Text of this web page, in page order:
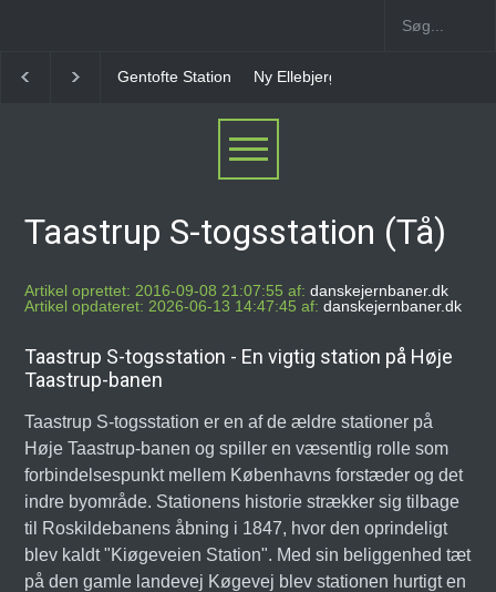
Ny Ellebjerg Station [2006-2023]
Taastrup S-togsstation (Tå)
Artikel oprettet: 2016-09-08 21:07:55 af: danskejernbaner.dk
Artikel opdateret: 2026-06-13 14:47:45 af: danskejernbaner.dk
Taastrup S-togsstation - En vigtig station på Høje
Taastrup-banen
Taastrup S-togsstation er en af de ældre stationer på
Høje Taastrup-banen og spiller en væsentlig rolle som
forbindelsespunkt mellem Københavns forstæder og det
indre byområde. Stationens historie strækker sig tilbage
til Roskildebanens åbning i 1847, hvor den oprindeligt
blev kaldt "Kiøgeveien Station". Med sin beliggenhed tæt
på den gamle landevej Køgevej blev stationen hurtigt en